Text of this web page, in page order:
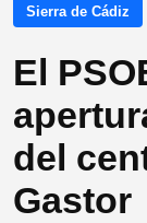
Sierra de Cádiz
El
del
Gastor